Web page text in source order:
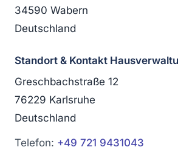
34590 Wabern
Deutschland
Standort & Kontakt
Greschbachstraße 12
76229 Karlsruhe
Deutschland
Telefon: +49 721 9431043